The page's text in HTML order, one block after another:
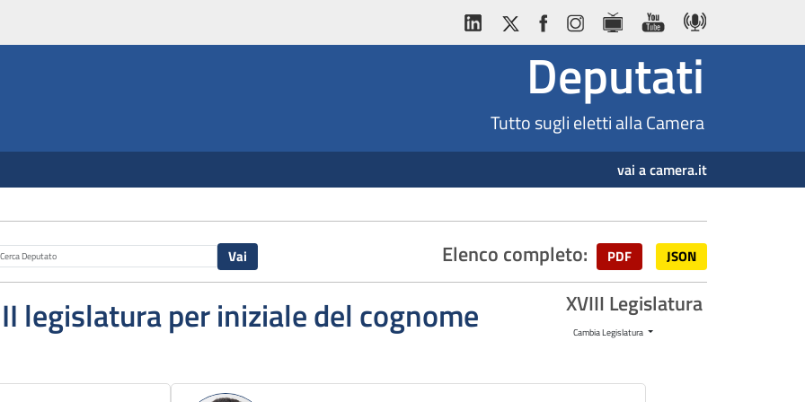
Deputati
Tutto sugli eletti alla Camera
vai a camera.it
Elenco completo: PDF JSON
legislatura per iniziale del cognome XVIII Legislatura
Cambia Legislatura